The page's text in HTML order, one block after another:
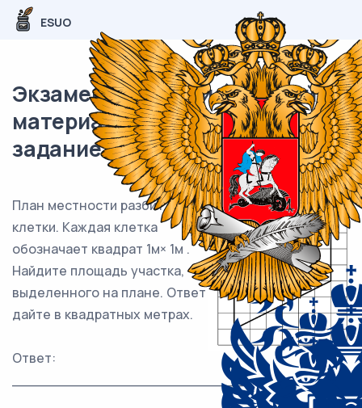
ESUO
Экзаменационный (типовой)
материал ЕГЭ / База / 09
задание (24) / 144
План местности разбит на
клетки. Каждая клетка
обозначает квадрат 1м× 1м .
Найдите площадь участка,
выделенного на плане. Ответ
дайте в квадратных метрах.
Ответ:
___________________________.